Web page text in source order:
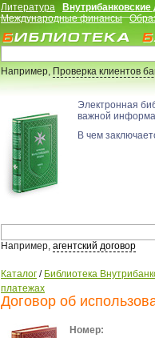
Литература
Международные финансы
Например,Проверка клиентов
Электронная
важной
В чем
Например, агентский договор
Каталог / Библиотека
платежах
Договор об
Номер: